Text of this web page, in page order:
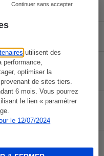
utilisent des
performance,
optimiser la
de sites tiers.
6 mois. Vous pourrez
le lien « paramétrer
le 12/07/2024
Continuer sans accepter
24 cm
Matelas à mémoire de
forme
Mousse +
Viscoélastique